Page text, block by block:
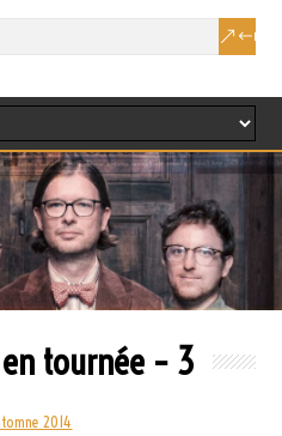
tournée – 3
2014